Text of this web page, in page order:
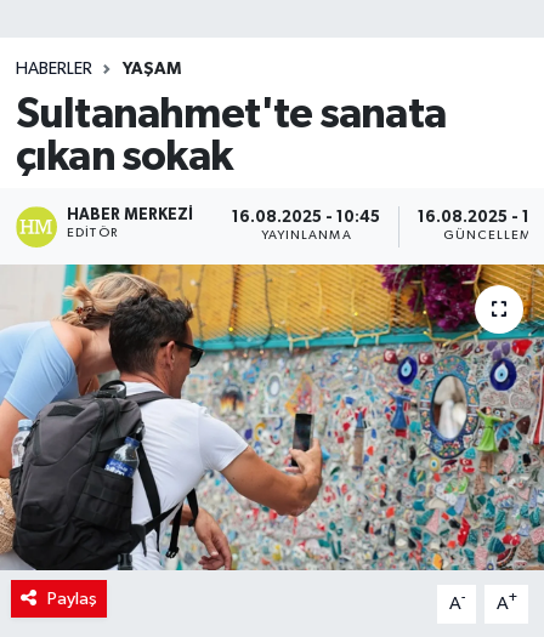
HABERLER YAŞAM
Sultanahmet'te sanata
çıkan sokak
HABER MERKEZI
EDITÖR
16.08.2025 - 10:45
YAYINLANMA
16.08.2025 -
GÜNCELLEME
Paylaş A- A+
Teknoloji
TRABZON
TRABZONSPOR
Yaşam